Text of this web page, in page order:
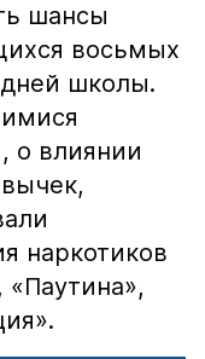
шансы
восьмых
школы.
о влиянии
наркотиков